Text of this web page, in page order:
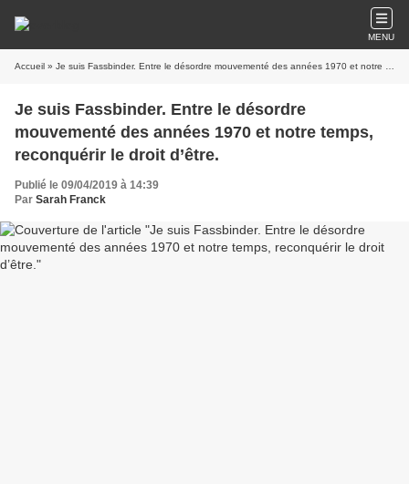
MENU
Accueil » Je suis Fassbinder. Entre le désordre mouvementé des années 1970 et notre temps, reconquérir le droit d’être.
Je suis Fassbinder. Entre le désordre
mouvementé des années 1970 et notre temps,
reconquérir le droit d’être.
Publié le 09/04/2019 à 14:39
Par Sarah Franck